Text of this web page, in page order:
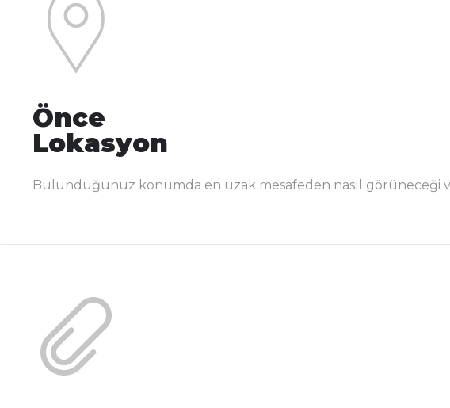
Önce
Lokasyon
Bulunduğunuz konumda en uzak mesafeden nasıl görüneceği